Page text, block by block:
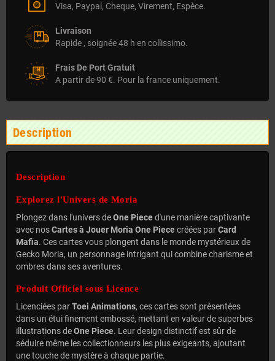
Visa, Paypal, Cheque, Virement, Espèce.
Livraison
Rapide , soignée 48 h en collissimo.
Frais De Port Gratuit
A partir de 90 €. Pour la france uniquement.
Description
Description
Explorez l'Univers de Moria
Plongez dans l'univers deOne Pieced'une manière captivante
avec nosCartes à Jouer Moria One Piececréées parCard
Mafia. Ces cartes vous plongent dans le monde mystérieux de
Gecko Moria, un personnage intrigant qui combine charisme et
ombres dans ses aventures.
Produit Officiel sous Licence
Licenciées parToei Animations, ces cartes sont présentées
dans un étui finement embossé, mettant en valeur de superbes
illustrations deOne Piece. Leur design distinctif est sûr de
séduire même les collectionneurs les plus exigeants, ajoutant
une touche de mystère à chaque partie.